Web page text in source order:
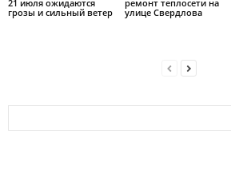
21 июля ожидаются
грозы и сильный ветер
ремонт теплосети на
улице Свердлова